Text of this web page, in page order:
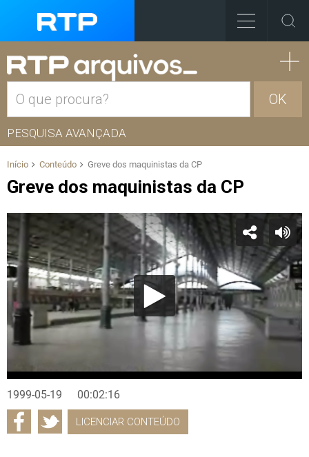
OK
PESQUISA AVANÇADA
Início Conteúdo Greve dos maquinistas da CP
Greve dos maquinistas da CP
1999-05-19 00:02:16
LICENCIAR CONTEÚDO